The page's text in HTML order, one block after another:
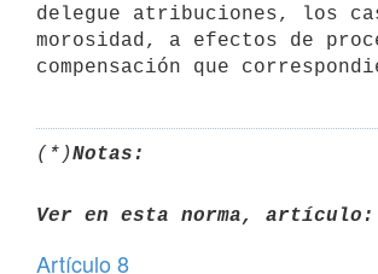
delegue atribuciones, los
morosidad, a efectos de
(*)Notas:
Ver en esta norma, artículo:
Artículo 8